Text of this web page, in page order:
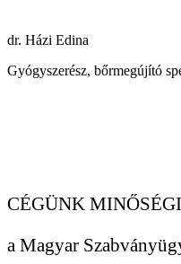
dr. Házi Edina
Gyógyszerész, bőrmegújító
CÉGÜNK
a Magyar